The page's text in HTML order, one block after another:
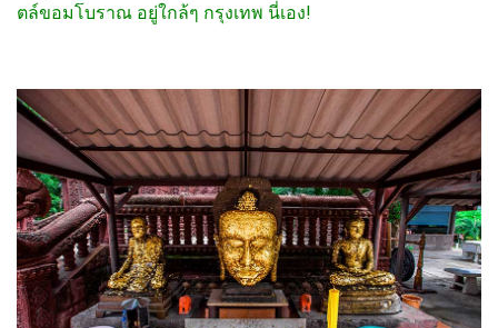
ตล์ขอมโบราณ อยู่ใกล้ๆ กรุงเทพ นี่เอง!